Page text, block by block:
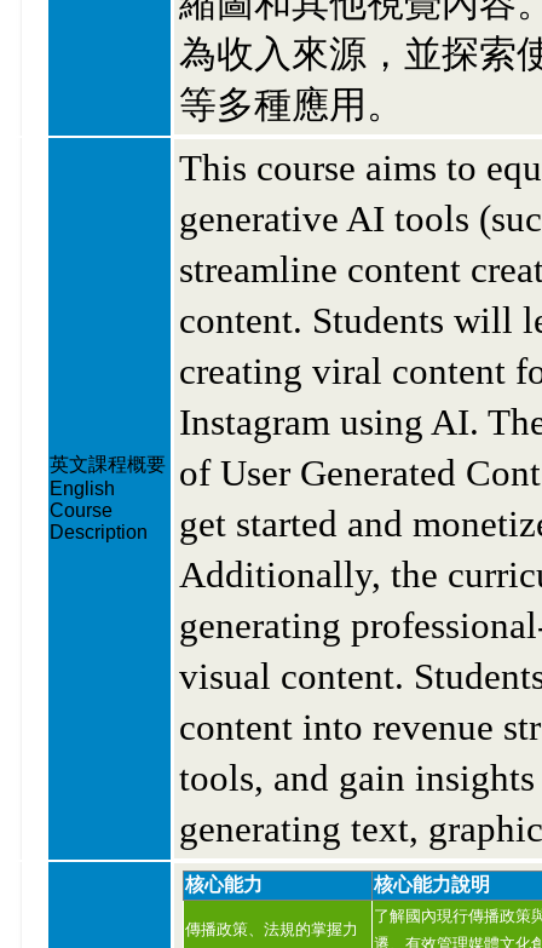
為收入來源，並探索
等多種應用。
英文課程概要
English
Course
Description
This course aims to
generative AI tools
streamline content
content. Students will
creating viral content
Instagram using AI.
of User Generated
get started and
Additionally, the
generating
visual content.
content into revenue
tools, and gain
generating text,
核心能力 核心能力說明
傳播政策、法規的掌握力
了解國內現行傳播政策
遷、有效管理媒體文化